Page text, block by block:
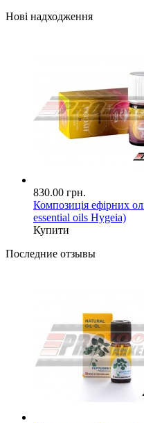
Нові надходження
830.00 грн.
Композиція ефірних
essential oils Hygeia)
Купити
Последние отзывы